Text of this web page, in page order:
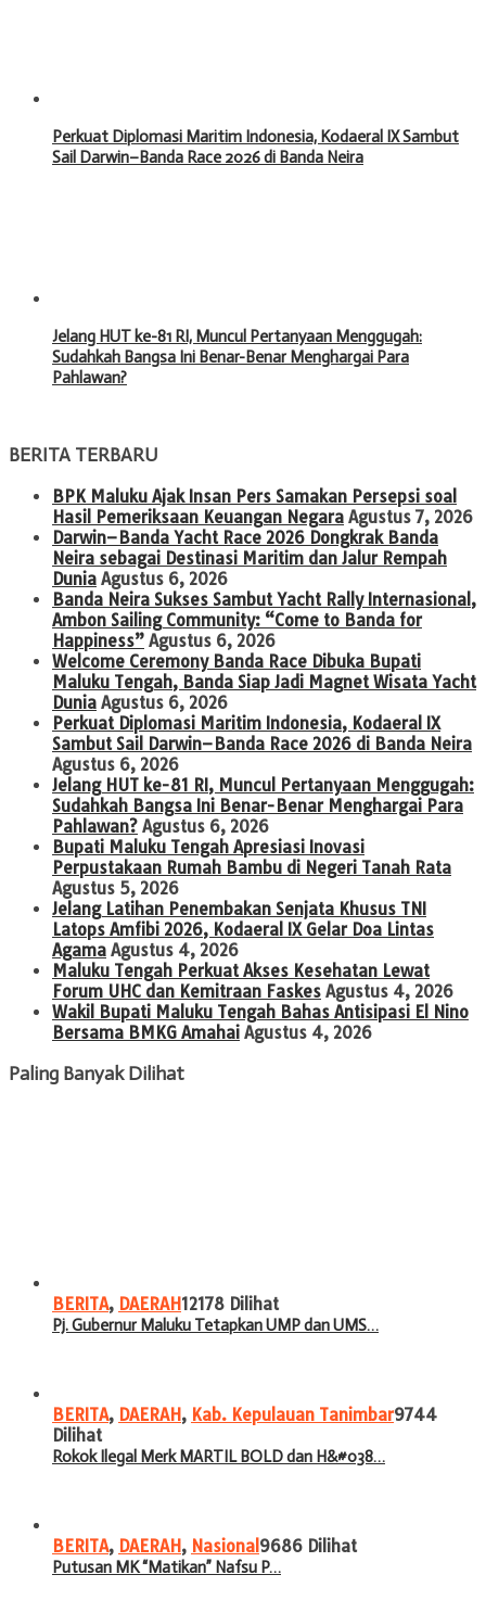
Perkuat Diplomasi Maritim Indonesia, Kodaeral IX Sambut
Sail Darwin–Banda Race 2026 di Banda Neira
Jelang HUT ke-81 RI, Muncul Pertanyaan Menggugah:
Sudahkah Bangsa Ini Benar-Benar Menghargai Para
Pahlawan?
BERITA TERBARU
BPK Maluku Ajak Insan Pers Samakan Persepsi soal
Hasil Pemeriksaan Keuangan Negara Agustus 7, 2026
Darwin–Banda Yacht Race 2026 Dongkrak Banda
Neira sebagai Destinasi Maritim dan Jalur Rempah
Dunia Agustus 6, 2026
Banda Neira Sukses Sambut Yacht Rally Internasional,
Ambon Sailing Community: “Come to Banda for
Happiness” Agustus 6, 2026
Welcome Ceremony Banda Race Dibuka Bupati
Maluku Tengah, Banda Siap Jadi Magnet Wisata Yacht
Dunia Agustus 6, 2026
Perkuat Diplomasi Maritim Indonesia, Kodaeral IX
Sambut Sail Darwin–Banda Race 2026 di Banda Neira
Agustus 6, 2026
Jelang HUT ke-81 RI, Muncul Pertanyaan Menggugah:
Sudahkah Bangsa Ini Benar-Benar Menghargai Para
Pahlawan? Agustus 6, 2026
Bupati Maluku Tengah Apresiasi Inovasi
Perpustakaan Rumah Bambu di Negeri Tanah Rata
Agustus 5, 2026
Jelang Latihan Penembakan Senjata Khusus TNI
Latops Amfibi 2026, Kodaeral IX Gelar Doa Lintas
Agama Agustus 4, 2026
Maluku Tengah Perkuat Akses Kesehatan Lewat
Forum UHC dan Kemitraan Faskes Agustus 4, 2026
Wakil Bupati Maluku Tengah Bahas Antisipasi El Nino
Bersama BMKG Amahai Agustus 4, 2026
Paling Banyak Dilihat
BERITA, DAERAH12178 Dilihat
Pj. Gubernur Maluku Tetapkan UMP dan UMS…
BERITA, DAERAH, Kab. Kepulauan Tanimbar9744
Dilihat
Rokok Ilegal Merk MARTIL BOLD dan H&#038…
BERITA, DAERAH, Nasional 9686 Dilihat
Putusan MK “Matikan” Nafsu P…